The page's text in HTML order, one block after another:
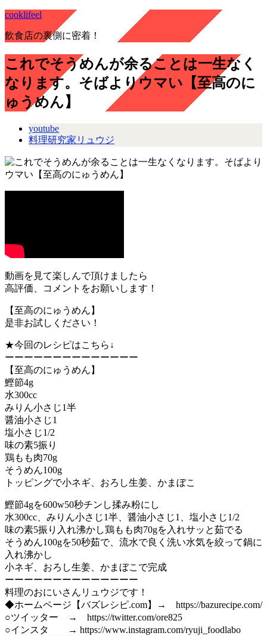
cooklifeel
飲食店の裏側に密着！
これでそうめんが余ることは一生なく
なります。そばよりウマい【至高のに
ゅうめん】
youtube
料理研究家リュウジ
動画を見て楽しんで頂けましたら
高評価、コメントをお願いします！
【至高のにゅうめん】
是非お試しください！
★今回のレシピはこちら↓
ーーーーーーーーーーーーーー
【至高のにゅうめん】
鰹節4g
水300cc
みりん小さじ1半
醤油小さじ1
塩小さじ1/2
味の素5振り
鶏もも肉70g
そうめん100g
トッピングで小ネギ、おろし生姜、かまぼこ
鰹節4gを600w50秒チンし揉み粉にし
水300cc、みりん小さじ1半、醤油小さじ1、塩小さじ1/2
味の素5振り入れ沸かし鶏もも肉70gを入れサッと茹でる
そうめん100gを50秒茹で、流水で良く洗い水気を絞って鍋に
入れ沸かし
小ネギ、おろし生姜、かまぼこで完成
ーーーーーーーーーーーーーー
料理のおにいさんリュウジです！
◆ホームページ【バズレシピ.com】→ https://bazurecipe.com/
○ツイッター → https://twitter.com/ore825
○インスタ → https://www.instagram.com/ryuji_foodlabo